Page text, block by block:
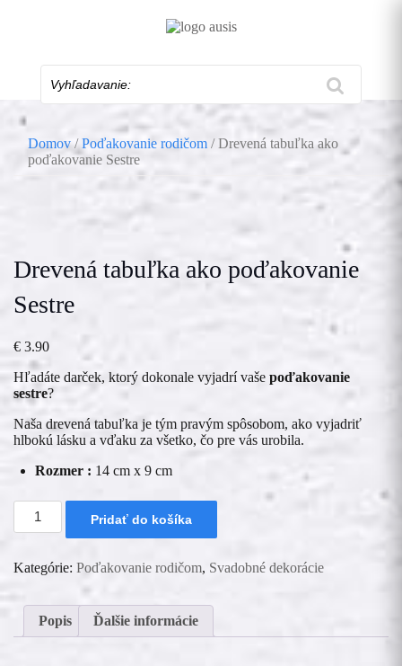
Domov/Poďakovanie rodičom / Drevená tabuľka ako
poďakovanie Sestre
Drevená tabuľka ako poďakovanie
Sestre
€ 3.90
Hľadáte darček, ktorý dokonale vyjadrí vaše poďakovanie
sestre?
Naša drevená tabuľka je tým pravým spôsobom, ako vyjadriť
hlbokú lásku a vďaku za všetko, čo pre vás urobila.
Rozmer : 14 cm x 9 cm
množstvo
Drevená
poďakovanie
Pridať do košíka
Kategórie: Poďakovanie rodičom, Svadobné dekorácie
Popis Ďalšie informácie